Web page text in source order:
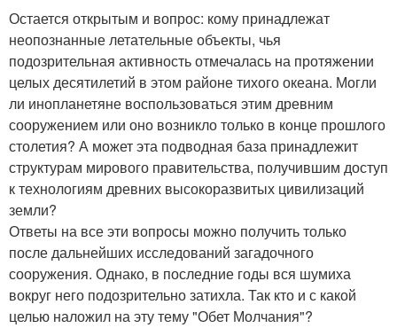
Остается открытым и вопрос: кому принадлежат
неопознанные летательные объекты, чья
подозрительная активность отмечалась на протяжении
целых десятилетий в этом районе тихого океана. Могли
ли инопланетяне воспользоваться этим древним
сооружением или оно возникло только в конце прошлого
столетия? А может эта подводная база принадлежит
структурам мирового правительства, получившим доступ
к технологиям древних высокоразвитых цивилизаций
земли?
Ответы на все эти вопросы можно получить только
после дальнейших исследований загадочного
сооружения. Однако, в последние годы вся шумиха
вокруг него подозрительно затихла. Так кто и с какой
целью наложил на эту тему "Обет Молчания"?